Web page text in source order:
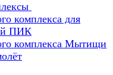
комплекса для
ПИК
комплекса Мытищи